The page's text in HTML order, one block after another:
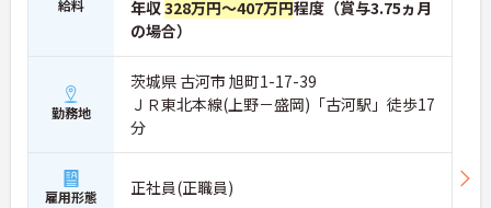
給料
年収328万円～407万円程度（賞与3.75ヵ月
の場合）
勤務地
茨城県 古河市 旭町1-17-39
ＪＲ東北本線(上野－盛岡)「古河駅」徒歩17
分
雇用形態 正社員(正職員)